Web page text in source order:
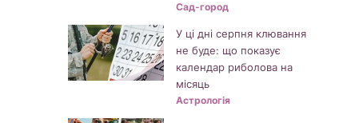
Сад-город
У ці дні серпня клювання
не буде: що показує
календар риболова на
місяць
Астрологія